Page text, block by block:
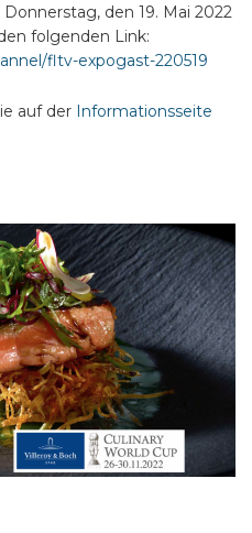
den 19. Mai 2022
folgenden Link:
fltv-expogast-220519
auf der Informationsseite